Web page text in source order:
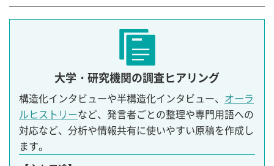
大学・研究機関の調査ヒアリング
構造化インタビューや半構造化インタビュー、
オーラ
ルヒストリーなど、発言者ごとの整理や専門用語への
対応など、分析や情報共有に使いやすい原稿を作成し
ます。